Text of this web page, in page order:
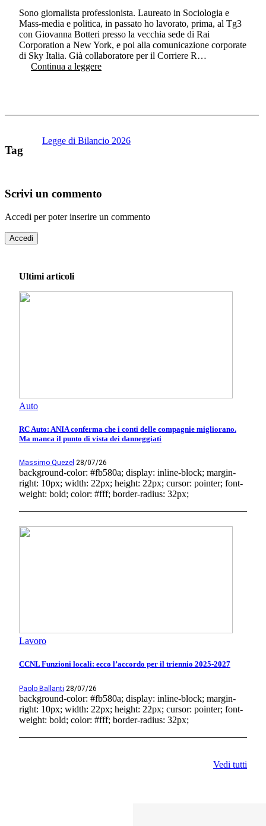
Sono giornalista professionista. Laureato in Sociologia e
Mass-media e politica, in passato ho lavorato, prima, al Tg3
con Giovanna Botteri presso la vecchia sede di Rai
Corporation a New York, e poi alla comunicazione corporate
di Sky Italia. Già collaboratore per il Corriere R…
Continua a leggere
Tag
Legge di Bilancio 2026
Scrivi un commento
Accedi per poter inserire un commento
Accedi
Ultimi articoli
Auto
RC Auto: ANIA conferma che i conti delle compagnie migliorano.
Ma manca il punto di vista dei danneggiati
Massimo Quezel 28/07/26
background-color: #fb580a; display: inline-block; margin-
right: 10px; width: 22px; height: 22px; cursor: pointer; font-
weight: bold; color: #fff; border-radius: 32px;
Lavoro
CCNL Funzioni locali: ecco l’accordo per il triennio 2025-2027
Paolo Ballanti 28/07/26
background-color: #fb580a; display: inline-block; margin-
right: 10px; width: 22px; height: 22px; cursor: pointer; font-
weight: bold; color: #fff; border-radius: 32px;
Vedi tutti